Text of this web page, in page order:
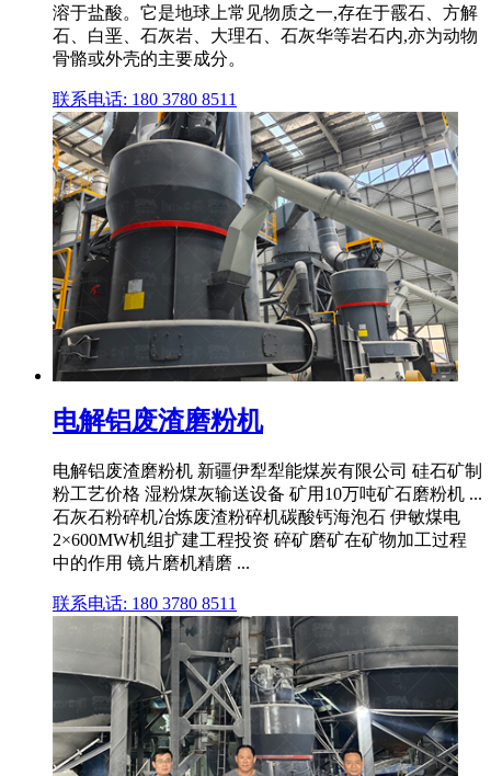
溶于盐酸。它是地球上常见物质之一,存在于霰石、方解
石、白垩、石灰岩、大理石、石灰华等岩石内,亦为动物
骨骼或外壳的主要成分。
联系电话: 180 3780 8511
电解铝废渣磨粉机
电解铝废渣磨粉机 新疆伊犁犁能煤炭有限公司 硅石矿制
粉工艺价格 湿粉煤灰输送设备 矿用10万吨矿石磨粉机 ...
石灰石粉碎机冶炼废渣粉碎机碳酸钙海泡石 伊敏煤电
2×600MW机组扩建工程投资 碎矿磨矿在矿物加工过程
中的作用 镜片磨机精磨 ...
联系电话: 180 3780 8511